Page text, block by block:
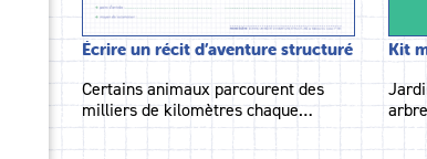
Écrire un récit d’aventure structuré
Certains animaux parcourent des
milliers de kilomètres chaque…
Kit